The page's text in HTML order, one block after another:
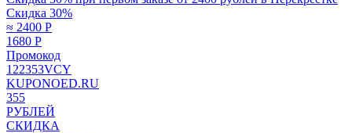
Скидка 30%
≈ 2400 Р
1680 Р
Промокод
122353VCY
KUPONOED.RU
355
РУБЛЕЙ
СКИДКА